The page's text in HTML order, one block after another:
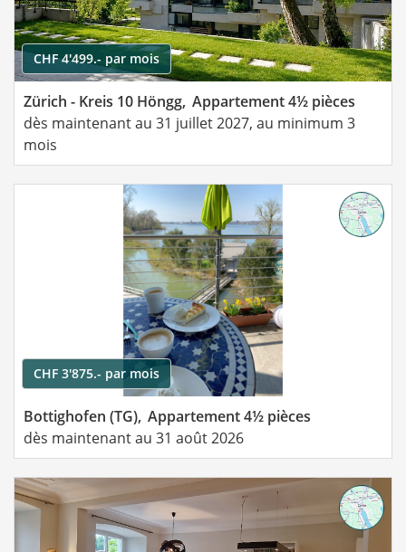
CHF 4'499.- par mois
Zürich - Kreis 10 Höngg, Appartement 4½ pièces
dès maintenant au 31 juillet 2027, au minimum 3
mois
CHF 3'875.- par mois
Bottighofen (TG), Appartement 4½ pièces
dès maintenant au 31 août 2026